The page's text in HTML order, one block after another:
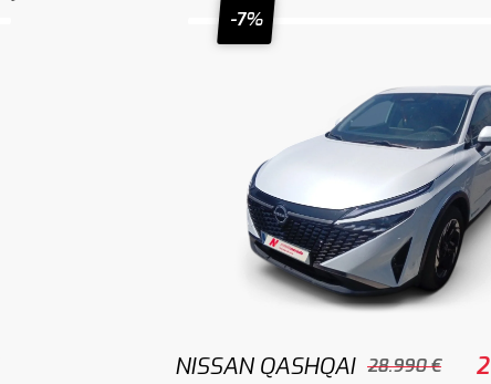
-7%
NISSAN QASHQAI 28.990 €